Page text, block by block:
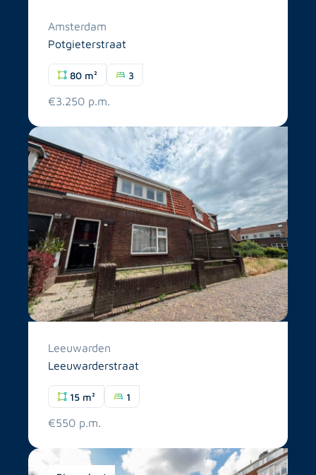
Amsterdam
Potgieterstraat
80 m² 3
€3.250 p.m.
Leeuwarden
Leeuwarderstraat
15 m² 1
€550 p.m.